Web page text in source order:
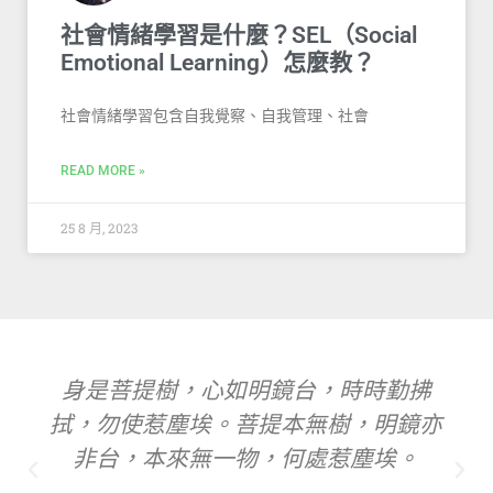
社會情緒學習是什麼？SEL（Social
Emotional Learning）怎麼教？
社會情緒學習包含自我覺察、自我管理、社會
READ MORE »
25 8 月, 2023
身是菩提樹，心如明鏡台，時時勤拂
拭，勿使惹塵埃。菩提本無樹，明鏡亦
非台，本來無一物，何處惹塵埃。